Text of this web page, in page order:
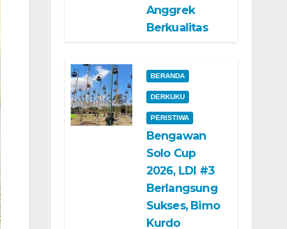
Anggrek
Berkualitas
BERANDA
DERKUKU
PERISTIWA
Bengawan
Solo Cup
2026, LDI #3
Berlangsung
Sukses, Bimo
Kurdo